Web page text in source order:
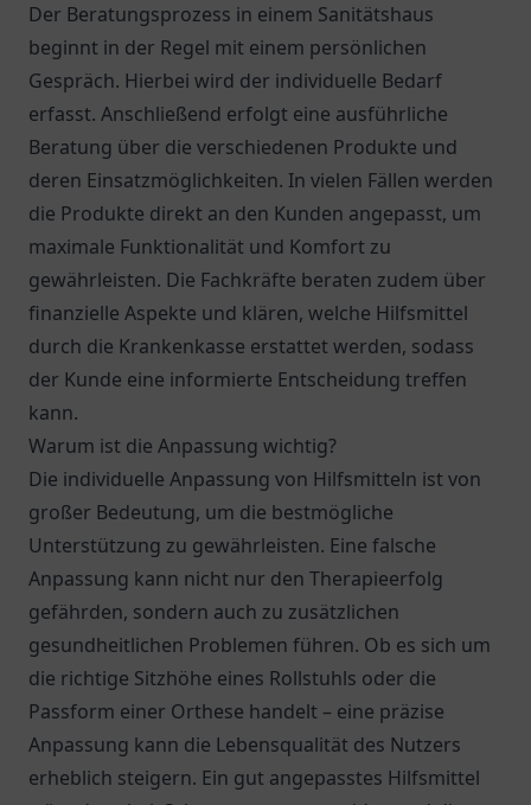
Der Beratungsprozess in einem Sanitätshaus
beginnt in der Regel mit einem persönlichen
Gespräch. Hierbei wird der individuelle Bedarf
erfasst. Anschließend erfolgt eine ausführliche
Beratung über die verschiedenen Produkte und
deren Einsatzmöglichkeiten. In vielen Fällen werden
die Produkte direkt an den Kunden angepasst, um
maximale Funktionalität und Komfort zu
gewährleisten. Die Fachkräfte beraten zudem über
finanzielle Aspekte und klären, welche Hilfsmittel
durch die Krankenkasse erstattet werden, sodass
der Kunde eine informierte Entscheidung treffen
kann.
Warum ist die Anpassung wichtig?
Die individuelle Anpassung von Hilfsmitteln ist von
großer Bedeutung, um die bestmögliche
Unterstützung zu gewährleisten. Eine falsche
Anpassung kann nicht nur den Therapieerfolg
gefährden, sondern auch zu zusätzlichen
gesundheitlichen Problemen führen. Ob es sich um
die richtige Sitzhöhe eines Rollstuhls oder die
Passform einer Orthese handelt – eine präzise
Anpassung kann die Lebensqualität des Nutzers
erheblich steigern. Ein gut angepasstes Hilfsmittel